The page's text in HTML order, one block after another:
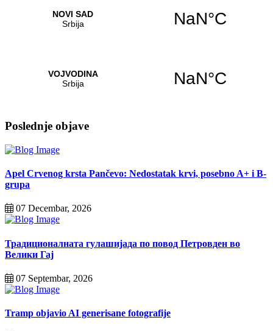
Poslednje objave
Apel Crvenog krsta Pančevo: Nedostatak krvi, posebno A+ i B-
grupa
07 Decembar, 2026
Традиционалната гулашијада по повод Петровден во
Велики Гај
07 Septembar, 2026
Tramp objavio AI generisane fotografije